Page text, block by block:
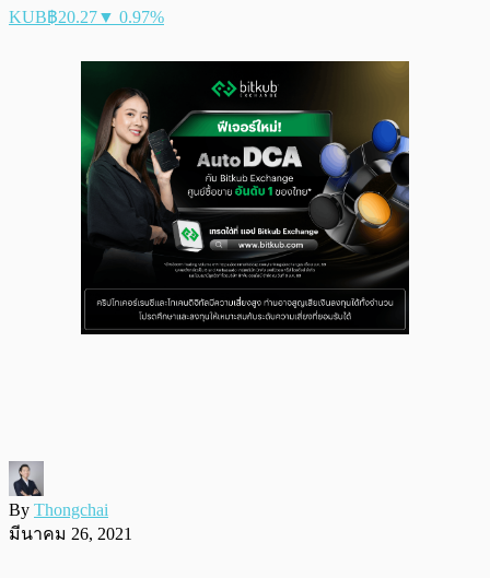
KUB฿20.27▼ 0.97%
By Thongchai
มีนาคม 26, 2021